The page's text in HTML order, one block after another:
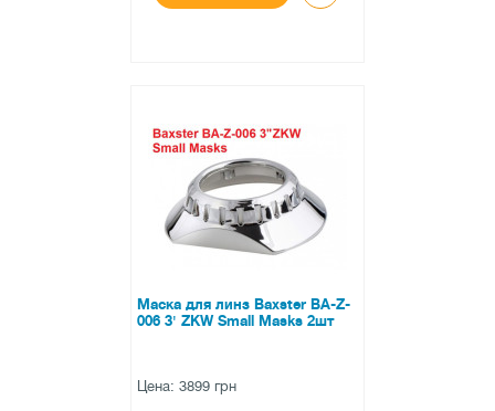
0 отзывов
Маска для линз Baxster BA-Z-
006 3' ZKW Small Masks 2шт
Цена: 3899 грн